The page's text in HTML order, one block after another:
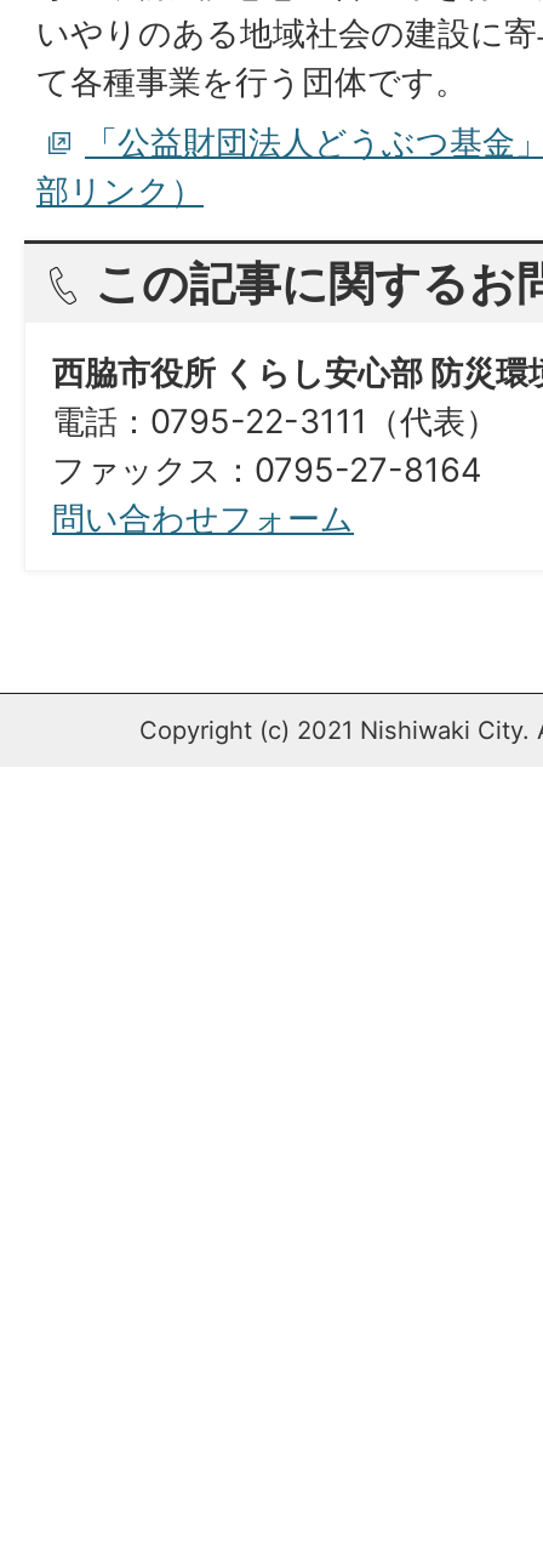
いやりのある地域社会の建設に
て各種事業を行う団体です。
「公益財団法人どうぶつ基金
部リンク）
この記事に関するお
西脇市役所 くらし安心部 防災環
電話：0795-22-3111（代表）
ファックス：0795-27-8164
問い合わせフォーム
Copyright (c) 2021 Nishiwaki City.